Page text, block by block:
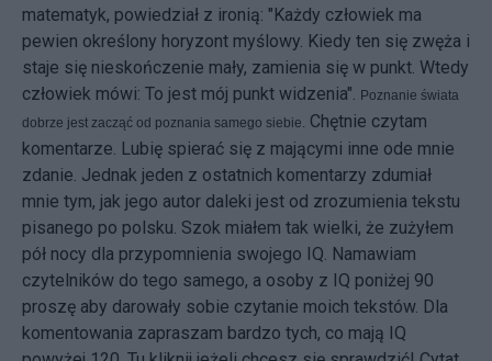
matematyk, powiedział z ironią: "Każdy człowiek ma
pewien określony horyzont myślowy. Kiedy ten się zwęża i
staje się nieskończenie mały, zamienia się w punkt. Wtedy
człowiek mówi: To jest mój punkt widzenia". Poznanie świata
dobrze jest zacząć od poznania samego siebie. Chętnie czytam
komentarze. Lubię spierać się z mającymi inne ode mnie
zdanie. Jednak jeden z ostatnich komentarzy zdumiał
mnie tym, jak jego autor daleki jest od zrozumienia tekstu
pisanego po polsku. Szok miałem tak wielki, że zużyłem
pół nocy dla przypomnienia swojego IQ. Namawiam
czytelników do tego samego, a osoby z IQ poniżej 90
proszę aby darowały sobie czytanie moich tekstów. Dla
komentowania zapraszam bardzo tych, co mają IQ